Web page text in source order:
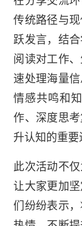
传统路径与
跃发言，结
阅读对工作
速处理海量
情感共鸣和
作、深度思
升认知的重要
此次活动不
让大家更加
们纷纷表示